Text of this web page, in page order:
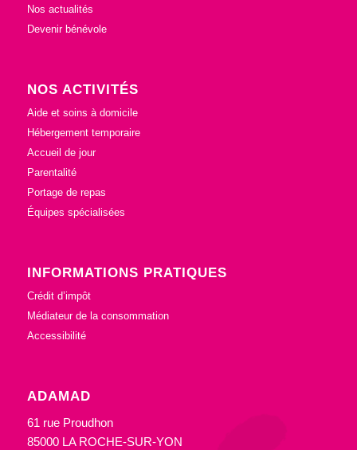
Nos actualités
Devenir bénévole
NOS ACTIVITÉS
Aide et soins à domicile
Hébergement temporaire
Accueil de jour
Parentalité
Portage de repas
Équipes spécialisées
INFORMATIONS PRATIQUES
Crédit d’impôt
Médiateur de la consommation
Accessibilité
ADAMAD
61 rue Proudhon
85000 LA ROCHE-SUR-YON